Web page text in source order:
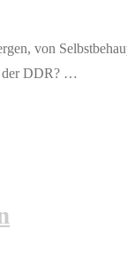
von
der DDR? …